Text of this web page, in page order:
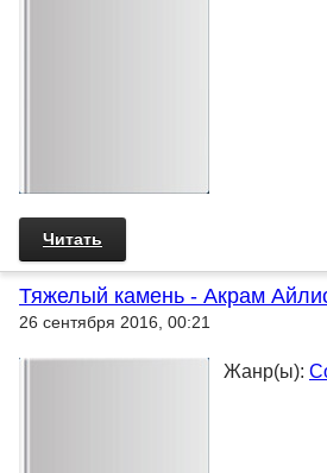
Читать
Тяжелый камень - Акрам
26 сентября 2016, 00:21
Жанр(ы):